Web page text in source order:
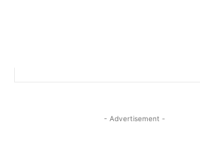
- Advertisement -